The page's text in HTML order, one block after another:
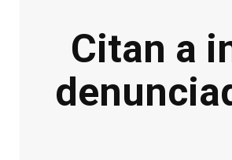
Citan a